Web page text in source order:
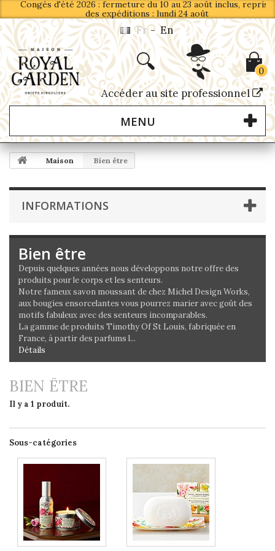
Congés d'été 2026 : fermeture du 10 au 23 août inclus, reprise
des expéditions : lundi 24 août
Fr - En
0
MENU
Accéder au site professionnel
Maison Bien être
INFORMATIONS
Bien être
Depuis quelques années nous développons notre offre des
produits pour le corps et les senteurs.
Notre fameux savon moussant de chez Michel Design Works,
aux bougies ensorcelantes vous pourrez marier avec goût des
motifs fabuleux avec des senteurs incomparables.
La gamme de produits Timothy Of St Louis, fabriquée en
France, à partir des parfums l...
Détails
BIEN ÊTRE
Il y a 1 produit.
Sous-catégories